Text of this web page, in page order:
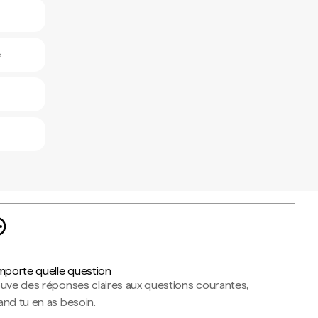
quelle question
des réponses claires aux questions courantes,
tu en as besoin.